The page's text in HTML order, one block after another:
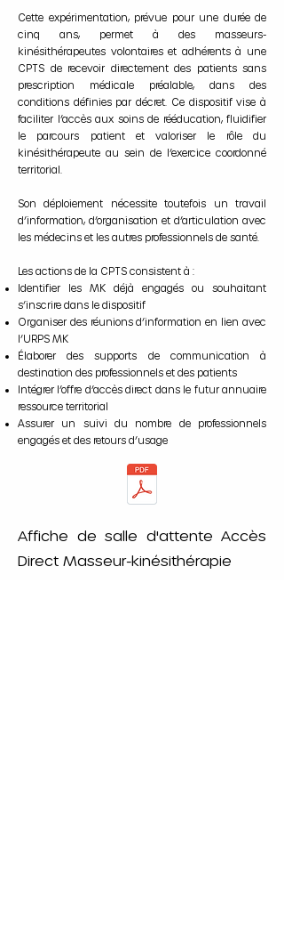
Cette expérimentation, prévue pour une durée de
cinq ans, permet à des masseurs-
kinésithérapeutes volontaires et adhérents à une
CPTS de recevoir directement des patients sans
prescription médicale préalable, dans des
conditions définies par décret. Ce dispositif vise à
faciliter l’accès aux soins de rééducation, fluidifier
le parcours patient et valoriser le rôle du
kinésithérapeute au sein de l’exercice coordonné
territorial.
Son déploiement nécessite toutefois un travail
d’information, d’organisation et d’articulation avec
les médecins et les autres professionnels de santé.
Les actions de la CPTS consistent à :
Identifier les MK déjà engagés ou souhaitant
s’inscrire dans le dispositif
Organiser des réunions d’information en lien avec
l’URPS MK
Élaborer des supports de communication à
destination des professionnels et des patients
Intégrer l’offre d’accès direct dans le futur annuaire
ressource territorial
Assurer un suivi du nombre de professionnels
engagés et des retours d’usage
Affiche de salle d'attente Accès
Direct Masseur-kinésithérapie